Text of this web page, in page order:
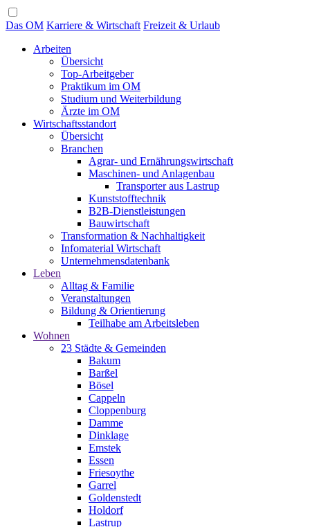
Das OM Karriere & Wirtschaft Freizeit & Urlaub
Arbeiten
Übersicht
Top-Arbeitgeber
Praktikum im OM
Studium und Weiterbildung
Ärzte im OM
Wirtschaftsstandort
Übersicht
Branchen
Agrar- und Ernährungswirtschaft
Maschinen- und Anlagenbau
Transporter aus Lastrup
Kunststofftechnik
B2B-Dienstleistungen
Bauwirtschaft
Transformation & Nachhaltigkeit
Infomaterial Wirtschaft
Unternehmensdatenbank
Leben
Alltag & Familie
Veranstaltungen
Bildung & Orientierung
Teilhabe am Arbeitsleben
Wohnen
23 Städte & Gemeinden
Bakum
Barßel
Bösel
Cappeln
Cloppenburg
Damme
Dinklage
Emstek
Essen
Friesoythe
Garrel
Goldenstedt
Holdorf
Lastrup